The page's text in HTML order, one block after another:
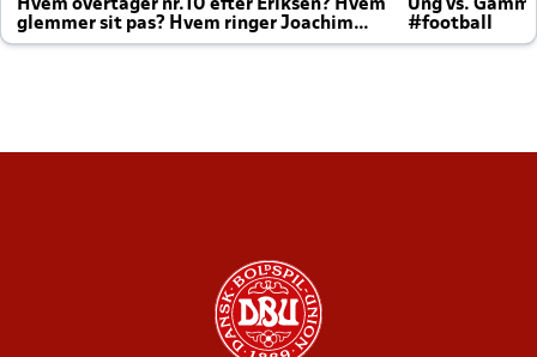
Hvem overtager nr.10 efter Eriksen? Hvem
glemmer sit pas? Hvem ringer Joachim
altid til efter kampe?
Ung vs.
#football